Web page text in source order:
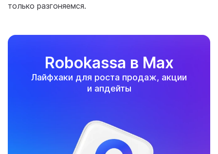
только разгоняемся.
Robokassa в Max
Лайфхаки для роста продаж, акции
и апдейты